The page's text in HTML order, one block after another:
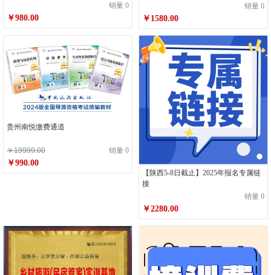
销量 0
￥980.00
销量 0
￥1580.00
贵州南悦缴费通道
￥19999.00 销量 0
￥990.00
【陕西5-8日截止】2025年报名专属链
接
销量 0
￥2280.00